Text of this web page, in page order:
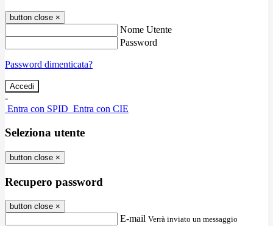
button close ×
Nome Utente
Password
Password dimenticata?
-
Entra con SPID Entra con CIE
Seleziona utente
button close ×
Recupero password
button close ×
E-mail Verrà inviato un messaggio